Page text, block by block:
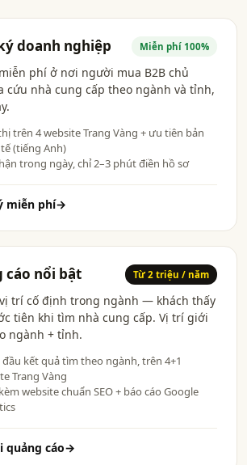
doanh nghiệp Miễn phí 100%
phí ở nơi người mua B2B chủ
cứu nhà cung cấp theo ngành và tỉnh,
trên 4 website Trang Vàng + ưu tiên bản
(tiếng Anh)
trong ngày, chỉ 2–3 phút điền hồ sơ
miễn phí→
cáo nổi bật Từ 2 triệu / năm
trí cố định trong ngành — khách thấy
tiên khi tìm nhà cung cấp. Vị trí giới
ngành + tỉnh.
kết quả tìm theo ngành, trên 4+1
Trang Vàng
website chuẩn SEO + báo cáo Google
quảng cáo→